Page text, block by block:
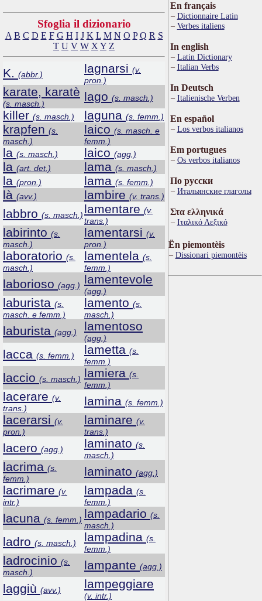
Sfoglia il dizionario
A B C D E F G H I J K L M N O P Q R S
T U V W X Y Z
K. (abbr.) lagnarsi (v.
pron.)
karate, karatè
(s. masch.)
lago (s. masch.)
killer (s. masch.) laguna (s. femm.)
krapfen (s.
masch.)
laico (s. masch. e
femm.)
la (s. masch.) laico (agg.)
la (art. det.) lama (s. masch.)
la (pron.) lama (s. femm.)
là (avv.) lambire (v. trans.)
labbro (s. masch.) lamentare (v.
trans.)
labirinto (s.
masch.)
lamentarsi (v.
pron.)
laboratorio (s.
masch.)
lamentela (s.
femm.)
laborioso (agg.) lamentevole
(agg.)
laburista (s.
masch. e femm.)
lamento (s.
masch.)
laburista (agg.) lamentoso
(agg.)
lacca (s. femm.) lametta (s.
femm.)
laccio (s. masch.) lamiera (s.
femm.)
lacerare (v.
trans.)
lamina (s. femm.)
lacerarsi (v.
pron.)
laminare (v.
trans.)
lacero (agg.) laminato (s.
masch.)
lacrima (s.
femm.)
laminato (agg.)
lacrimare (v.
intr.)
lampada (s.
femm.)
lacuna (s. femm.) lampadario (s.
masch.)
ladro (s. masch.) lampadina (s.
femm.)
ladrocinio (s.
masch.)
lampante (agg.)
laggiù (avv.) lampeggiare
(v. intr.)
En français
Dictionnaire Latin
Verbes italiens
In english
Latin Dictionary
Italian Verbs
In Deutsch
Italienische Verben
En español
Los verbos italianos
Em portugues
Os verbos italianos
По русски
Итальянские глаголы
Στα ελληνικά
Ιταλικό Λεξικό
Ën piemontèis
Dissionari piemontèis